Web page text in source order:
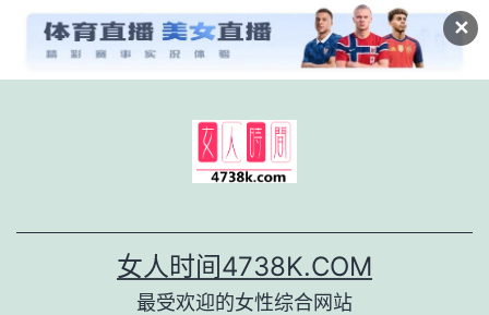
✕
女人时间4738K.COM
最受欢迎的女性综合网站